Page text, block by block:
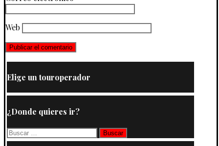
Web
Elige un touroperador
¿Donde quieres ir?
Buscar: